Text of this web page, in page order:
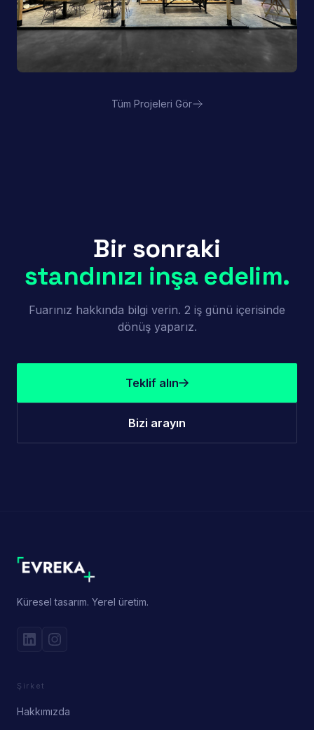
Porland | FHA HORECATüm Projeleri Gör
Bir sonraki
standınızı inşa edelim.
Fuarınız hakkında bilgi verin. 2 iş günü içerisinde
dönüş yaparız.
Teklif alın
Bizi arayın
Küresel tasarım. Yerel üretim.
Şirket
Hakkımızda